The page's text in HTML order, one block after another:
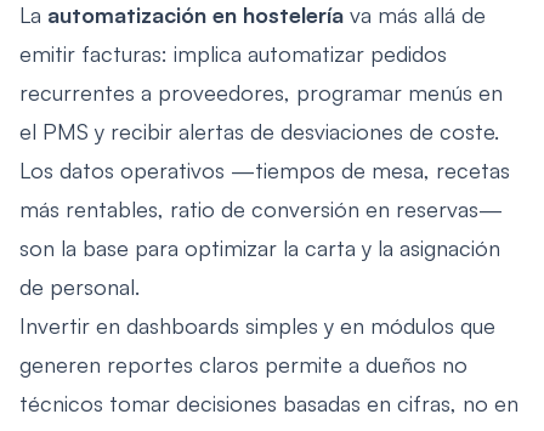
La automatización en hostelería va más allá de
emitir facturas: implica automatizar pedidos
recurrentes a proveedores, programar menús en
el PMS y recibir alertas de desviaciones de coste.
Los datos operativos —tiempos de mesa, recetas
más rentables, ratio de conversión en reservas—
son la base para optimizar la carta y la asignación
de personal.
Invertir en dashboards simples y en módulos que
generen reportes claros permite a dueños no
técnicos tomar decisiones basadas en cifras, no en